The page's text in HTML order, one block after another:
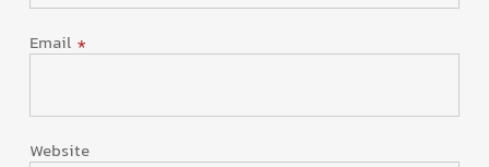
Email *
Website